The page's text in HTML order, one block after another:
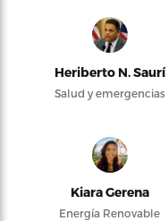
Heriberto N. Saurí
Salud y emergencias
Kiara Gerena
Energía Renovable